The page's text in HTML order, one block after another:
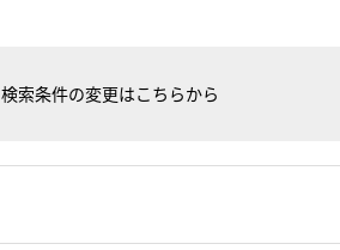
検索条件の変更はこちらから